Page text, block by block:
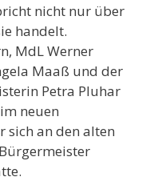
nicht nur über
handelt.
MdL Werner
Maaß und der
Petra Pluhar
neuen
sich an den alten